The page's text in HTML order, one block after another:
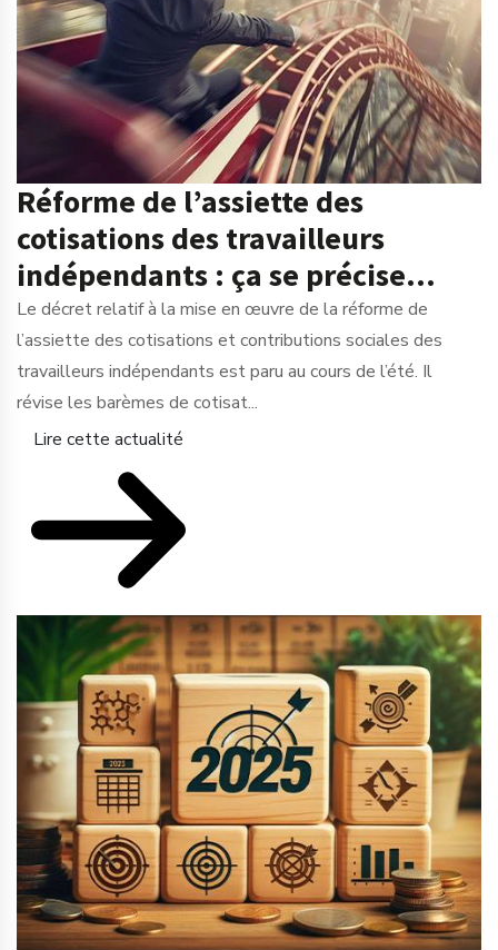
Réforme de l’assiette des
cotisations des travailleurs
indépendants : ça se précise…
Le décret relatif à la mise en œuvre de la réforme de
l’assiette des cotisations et contributions sociales des
travailleurs indépendants est paru au cours de l’été. Il
révise les barèmes de cotisat...
Lire cette actualité